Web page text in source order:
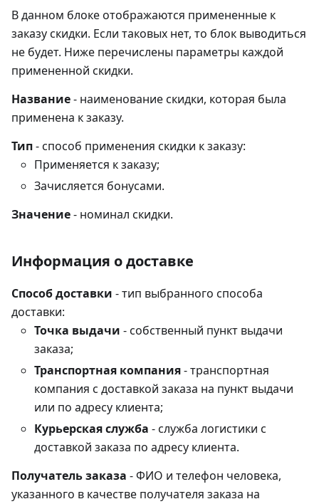
В данном блоке отображаются примененные к
заказу скидки. Если таковых нет, то блок выводиться
не будет. Ниже перечислены параметры каждой
примененной скидки.
Название- наименование скидки, которая была
применена к заказу.
Тип- способ применения скидки к заказу:
Применяется к заказу;
Зачисляется бонусами.
Значение- номинал скидки.
Информация о доставке
Способ доставки - тип выбранного способа
доставки:
Точка выдачи - собственный пункт выдачи
заказа;
Транспортная компания- транспортная
компания с доставкой заказа на пункт выдачи
или по адресу клиента;
Курьерская служба - служба логистики с
доставкой заказа по адресу клиента.
Получатель заказа - ФИО и телефон человека,
указанного в качестве получателя заказа на